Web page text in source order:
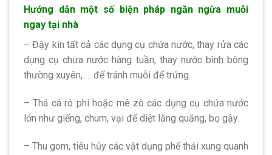
Hướng dẫn một số biện pháp ngăn ngừa muỗi
ngay tại nhà
– Đậy kín tất cả các dụng cụ chứa nước, thay rửa các
dụng cụ chưa nước hàng tuần, thay nước bình bông
thường xuyên, … để tránh muỗi để trứng.
– Thá cá rô phi hoặc mê zô các dụng cụ chứa nước
lớn như giếng, chum, vại để diệt lăng quăng, bọ gậy.
– Thu gom, tiêu hủy các vật dụng phế thải xung quanh